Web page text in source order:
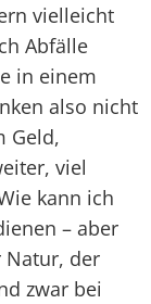
vielleicht
Abfälle
in einem
also nicht
Geld,
viel
kann ich
– aber
Natur, der
zwar bei